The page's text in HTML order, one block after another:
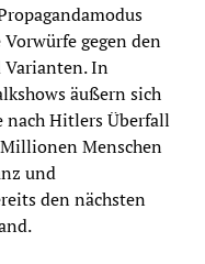
gegen den
Varianten. In
äußern sich
nach Hitlers Überfall
Menschen
und
den nächsten